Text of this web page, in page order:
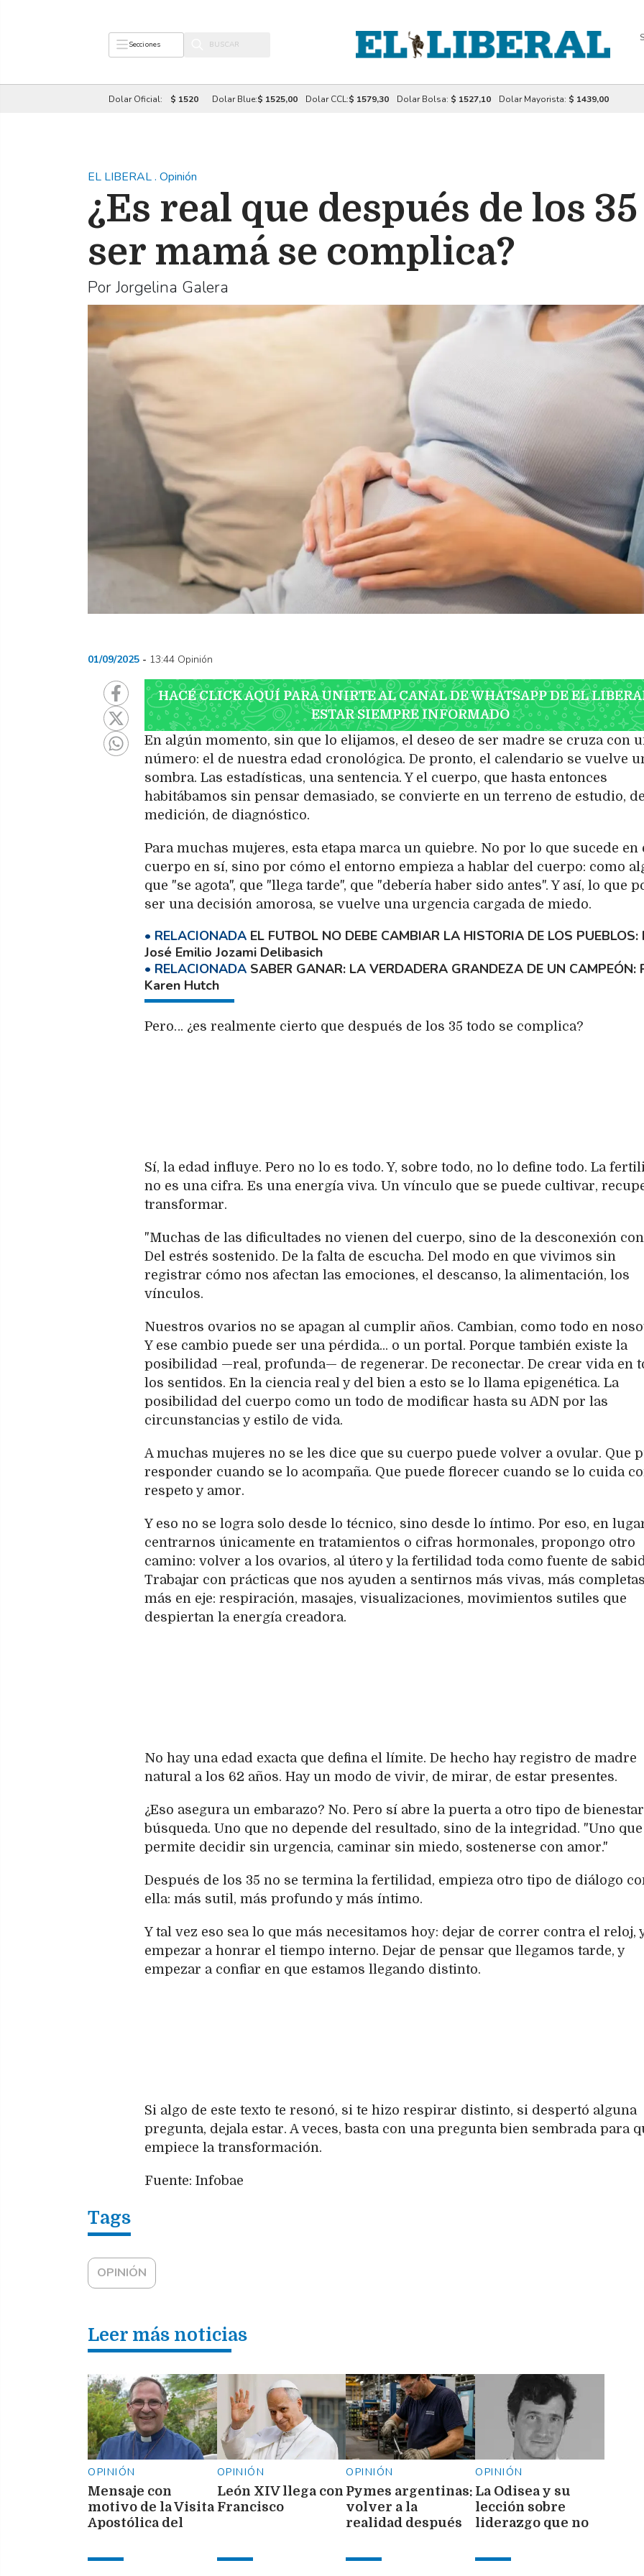
Secciones
Dolar Oficial: $ 1520 Dolar Blue:$ 1525,00 Dolar CCL:$ 1579,30 Dolar Bolsa: $ 1527,10 Dolar Mayorista: $ 1439,00
EL LIBERAL. Opinión
¿Es real que después de los
ser mamá se complica?
Por Jorgelina Galera
01/09/2025 13:44 Opinión
HACÉ CLICK AQUÍ PARA UNIRTE AL CANAL DE WHATSAPP DE EL
ESTAR SIEMPRE INFORMADO
En algún momento, sin que lo elijamos, el deseo de ser madre se cruza con
número: el de nuestra edad cronológica. De pronto, el calendario se vuelve
sombra. Las estadísticas, una sentencia. Y el cuerpo, que hasta entonces
habitábamos sin pensar demasiado, se convierte en un terreno de estudio,
medición, de diagnóstico.
Para muchas mujeres, esta etapa marca un quiebre. No por lo que sucede en
cuerpo en sí, sino por cómo el entorno empieza a hablar del cuerpo: como
que "se agota", que "llega tarde", que "debería haber sido antes". Y así, lo que
ser una decisión amorosa, se vuelve una urgencia cargada de miedo.
EL FUTBOL NO DEBE CAMBIAR LA HISTORIA DE LOS PUEBLOS
José Emilio Jozami Delibasich
SABER GANAR: LA VERDADERA GRANDEZA DE UN CAMPEÓN
Karen Hutch
Pero… ¿es realmente cierto que después de los 35 todo se complica?
Sí, la edad influye. Pero no lo es todo. Y, sobre todo, no lo define todo. La
no es una cifra. Es una energía viva. Un vínculo que se puede cultivar,
transformar.
"Muchas de las dificultades no vienen del cuerpo, sino de la desconexión con
Del estrés sostenido. De la falta de escucha. Del modo en que vivimos sin
registrar cómo nos afectan las emociones, el descanso, la alimentación, los
vínculos.
Nuestros ovarios no se apagan al cumplir años. Cambian, como todo en
Y ese cambio puede ser una pérdida... o un portal. Porque también existe la
posibilidad —real, profunda— de regenerar. De reconectar. De crear vida en
los sentidos. En la ciencia real y del bien a esto se lo llama epigenética. La
posibilidad del cuerpo como un todo de modificar hasta su ADN por las
circunstancias y estilo de vida.
A muchas mujeres no se les dice que su cuerpo puede volver a ovular. Que
responder cuando se lo acompaña. Que puede florecer cuando se lo cuida
respeto y amor.
Y eso no se logra solo desde lo técnico, sino desde lo íntimo. Por eso, en
centrarnos únicamente en tratamientos o cifras hormonales, propongo otro
camino: volver a los ovarios, al útero y la fertilidad toda como fuente de
Trabajar con prácticas que nos ayuden a sentirnos más vivas, más
más en eje: respiración, masajes, visualizaciones, movimientos sutiles que
despiertan la energía creadora.
No hay una edad exacta que defina el límite. De hecho hay registro de madre
natural a los 62 años. Hay un modo de vivir, de mirar, de estar presentes.
¿Eso asegura un embarazo? No. Pero sí abre la puerta a otro tipo de
búsqueda. Uno que no depende del resultado, sino de la integridad. "Uno que
permite decidir sin urgencia, caminar sin miedo, sostenerse con amor."
Después de los 35 no se termina la fertilidad, empieza otro tipo de diálogo
ella: más sutil, más profundo y más íntimo.
Y tal vez eso sea lo que más necesitamos hoy: dejar de correr contra el reloj,
empezar a honrar el tiempo interno. Dejar de pensar que llegamos tarde, y
empezar a confiar en que estamos llegando distinto.
Si algo de este texto te resonó, si te hizo respirar distinto, si despertó alguna
pregunta, dejala estar. A veces, basta con una pregunta bien sembrada para
empiece la transformación.
Fuente: Infobae
OPINIÓN
Leer más noticias
OPINIÓN
Mensaje con
motivo de la Visita
Apostólica del
XIV a la Argentina
OPINIÓN
León XIV llega con
Francisco
OPINIÓN
Pymes argentinas:
volver a la
realidad después
mundialista
OPINIÓN
La Odisea y su
lección sobre
liderazgo que no
trumpistas ni